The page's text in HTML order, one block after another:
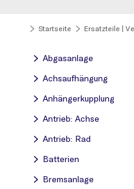
Startseite Ersatzteile |
Abgasanlage
Achsaufhängung
Anhängerkupplung
Antrieb: Achse
Antrieb: Rad
Batterien
Bremsanlage